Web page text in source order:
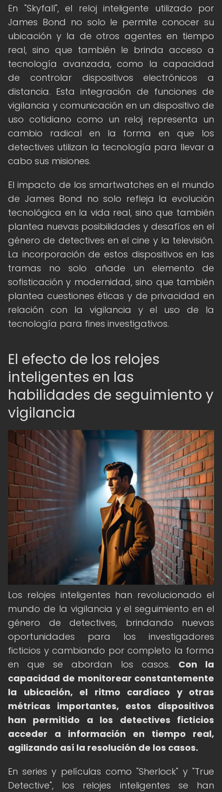
En "Skyfall", el reloj inteligente utilizado por
James Bond no solo le permite conocer su
ubicación y la de otros agentes en tiempo
real, sino que también le brinda acceso a
tecnología avanzada, como la capacidad
de controlar dispositivos electrónicos a
distancia. Esta integración de funciones de
vigilancia y comunicación en un dispositivo de
uso cotidiano como un reloj representa un
cambio radical en la forma en que los
detectives utilizan la tecnología para llevar a
cabo sus misiones.
El impacto de los smartwatches en el mundo
de James Bond no solo refleja la evolución
tecnológica en la vida real, sino que también
plantea nuevas posibilidades y desafíos en el
género de detectives en el cine y la televisión.
La incorporación de estos dispositivos en las
tramas no solo añade un elemento de
sofisticación y modernidad, sino que también
plantea cuestiones éticas y de privacidad en
relación con la vigilancia y el uso de la
tecnología para fines investigativos.
El efecto de los relojes
inteligentes en las
habilidades de seguimiento y
vigilancia
Los relojes inteligentes han revolucionado el
mundo de la vigilancia y el seguimiento en el
género de detectives, brindando nuevas
oportunidades para los investigadores
ficticios y cambiando por completo la forma
en que se abordan los casos. Con la
capacidad de monitorear constantemente
la ubicación, el ritmo cardíaco y otras
métricas importantes, estos dispositivos
han permitido a los detectives ficticios
acceder a información en tiempo real,
agilizando así la resolución de los casos.
En series y películas como "Sherlock" y "True
Detective", los relojes inteligentes se han